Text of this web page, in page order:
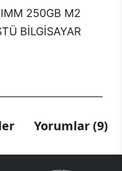
250GB M2
BİLGİSAYAR
Yorumlar (9)